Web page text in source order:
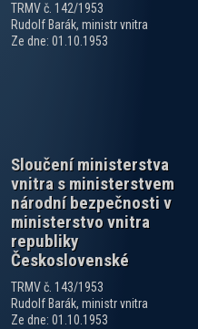
TRMV č. 142/1953
Rudolf Barák, ministr vnitra
Ze dne: 01.10.1953
Sloučení ministerstva
vnitra s ministerstvem
národní bezpečnosti v
ministerstvo vnitra
republiky
Československé
TRMV č. 143/1953
Rudolf Barák, ministr vnitra
Ze dne: 01.10.1953